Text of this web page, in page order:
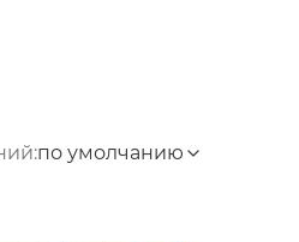
по умолчанию